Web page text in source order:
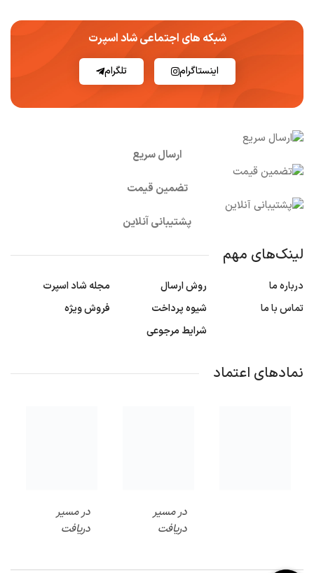
شبکه های اجتماعی شاد اسپرت
اینستاگرام تلگرام
ارسال سریع
تضمین قیمت
پشتیبانی آنلاین
لینک‌های مهم
درباره ما
تماس با ما
روش ارسال
شیوه پرداخت
شرایط مرجوعی
مجله شاد اسپرت
فروش ویژه
نمادهای اعتماد
در مسیر
دریافت
در مسیر
دریافت